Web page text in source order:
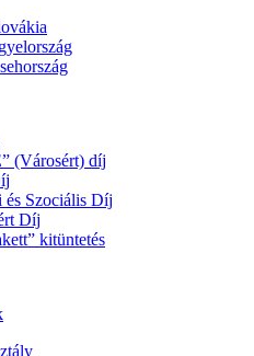
(Városért) díj
és Szociális Díj
Díj
kitüntetés